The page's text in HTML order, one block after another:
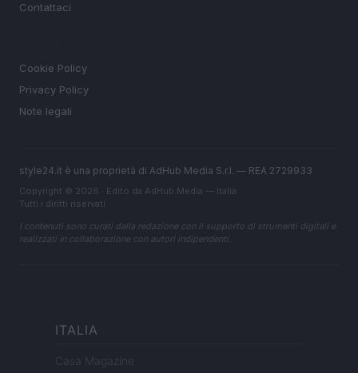
Contattaci
Cookie Policy
Privacy Policy
Note legali
style24.it è una proprietà di AdHub Media S.r.l. — REA 2729933
Copyright © 2026 · Edito da AdHub Media — Italia
Tutti i diritti riservati
I contenuti sono curati dalla redazione con il supporto di strumenti digitali e
realizzati in collaborazione con autori indipendenti.
ITALIA
Casa Magazine